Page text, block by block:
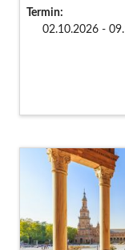
Termin:
02.10.2026 -